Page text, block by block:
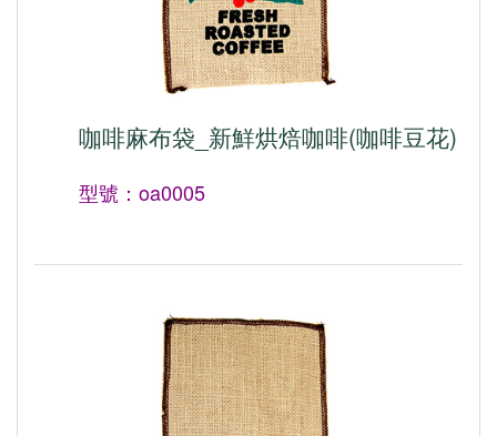
咖啡麻布袋_新鮮烘焙咖啡(咖啡豆花)
型號：oa0005